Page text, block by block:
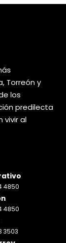
Torreón y
los
predilecta
vivir al
4850
4850
3503